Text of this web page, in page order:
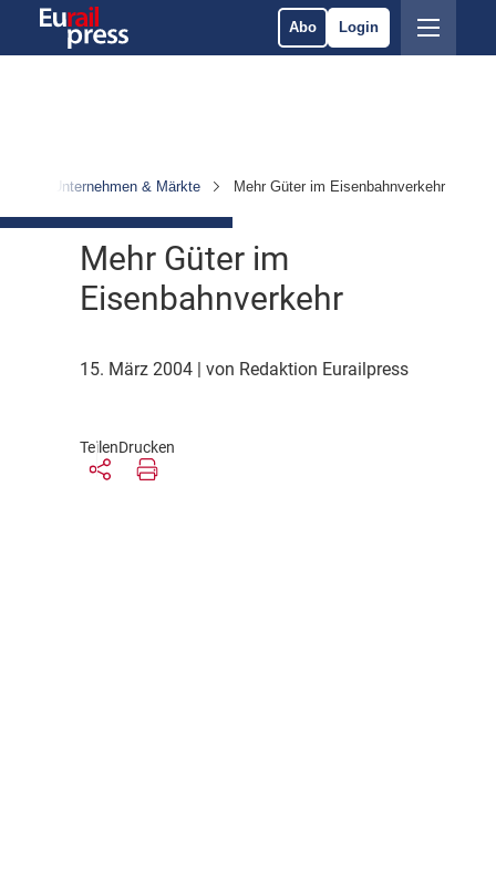
Abo Login
Unternehmen & Märkte Mehr Güter im Eisenbahnverkehr
Mehr Güter im
Eisenbahnverkehr
15. März 2004 | von Redaktion Eurailpress
TeilenDrucken